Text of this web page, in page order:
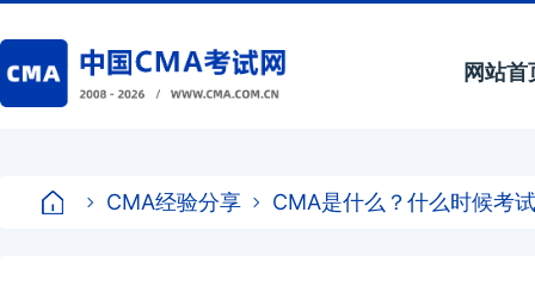
网站首
CMA经验分享 CMA是什么？什么时候考